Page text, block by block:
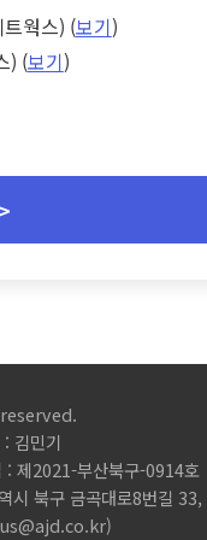
웍스) (보기)
) (보기)
김민기
제2021-부산북구-0914호
북구 금곡대로8번길 33,
)